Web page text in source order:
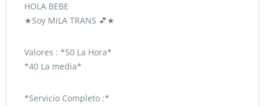
HOLA BEBE
★Soy MiLA TRANS 💕★
Valores : *50 La Hora*
*40 La media*
*Servicio Completo :*